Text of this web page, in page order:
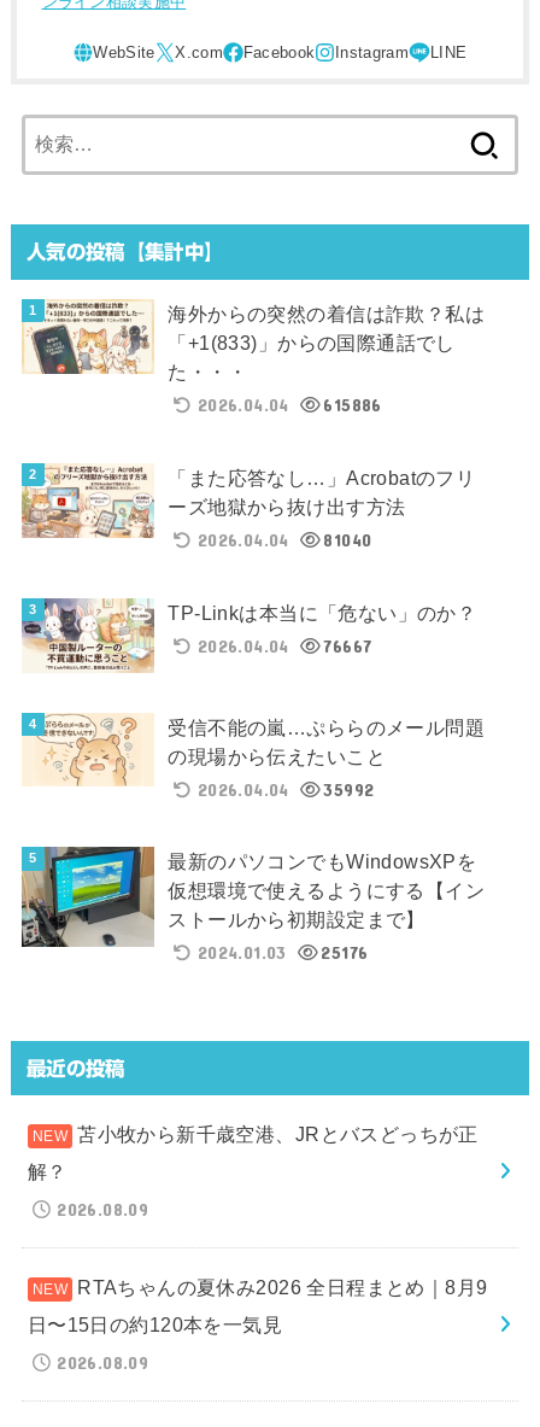
索:
人気の投稿【集計中】
海外からの突然の着信は詐欺？私は
「+1(833)」からの国際通話でし
た・・・
2026.04.04
615886
「また応答なし…」Acrobatのフリ
ーズ地獄から抜け出す方法
2026.04.04
81040
TP-Linkは本当に「危ない」のか？
2026.04.04
76667
受信不能の嵐…ぷららのメール問題
の現場から伝えたいこと
2026.04.04
35992
最新のパソコンでもWindowsXPを
仮想環境で使えるようにする【イン
ストールから初期設定まで】
2024.01.03
25176
最近の投稿
苫小牧から新千歳空港、JRとバスどっちが正
解？
2026.08.09
RTAちゃんの夏休み2026 全日程まとめ｜8月9
日〜15日の約120本を一気見
2026.08.09